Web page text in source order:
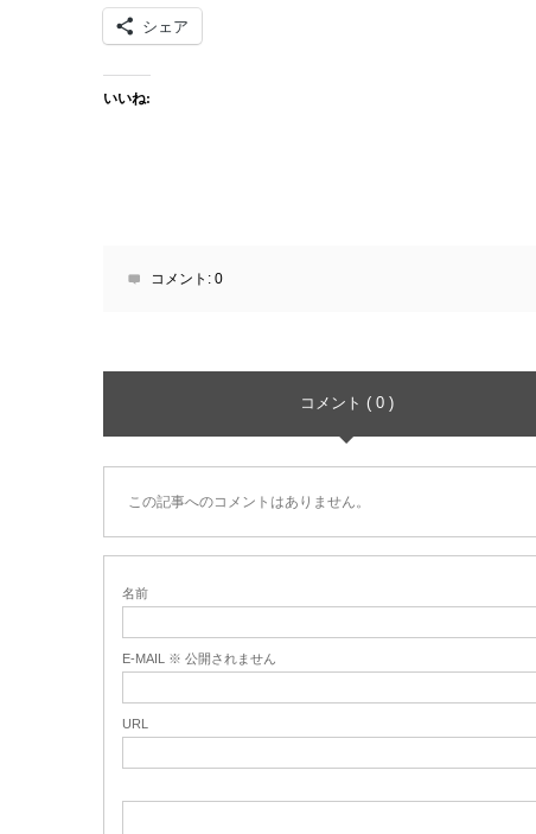
シェア
いいね:
コメント: 0
コメント ( 0 )
この記事へのコメントはありません。
名前
E-MAIL ※ 公開されません
URL